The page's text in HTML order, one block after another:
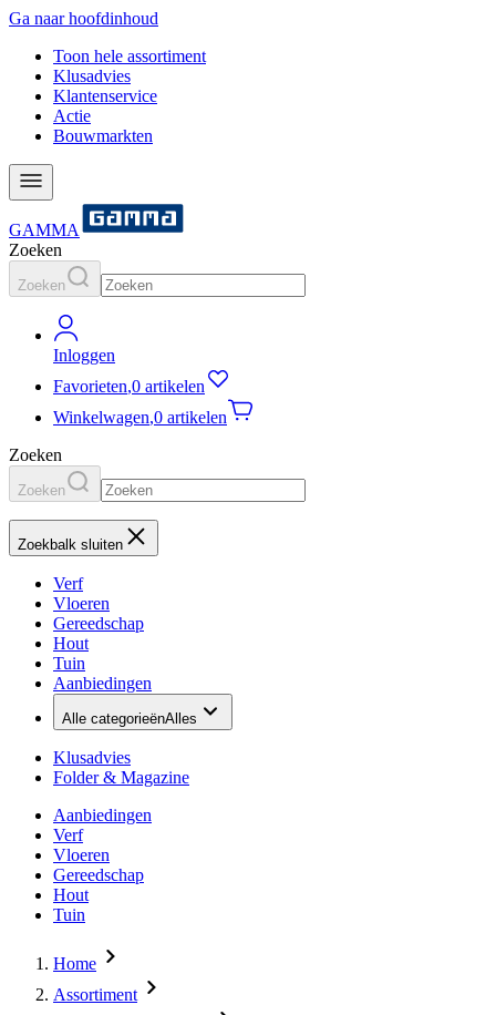
Ga naar hoofdinhoud
Toon hele assortiment
Klusadvies
Klantenservice
Actie
Bouwmarkten
GAMMA
Zoeken
Zoeken
Inloggen
Favorieten,0 artikelen
Winkelwagen,0 artikelen
Zoeken
Zoeken
Zoekbalk sluiten
Verf
Vloeren
Gereedschap
Hout
Tuin
Aanbiedingen
Alle categorieënAlles
Klusadvies
Folder & Magazine
Aanbiedingen
Verf
Vloeren
Gereedschap
Hout
Tuin
Home
Assortiment